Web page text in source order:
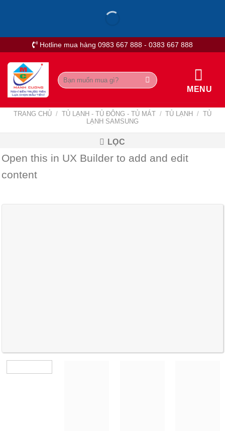
Hotline mua hàng 0983 667 888 - 0383 667 888
Tìm
kiếm:
MENU
TRANG CHỦ / TỦ LẠNH - TỦ ĐÔNG - TỦ MÁT / TỦ LẠNH / TỦ
LẠNH SAMSUNG
LỌC
Open this in UX Builder to add and edit
content